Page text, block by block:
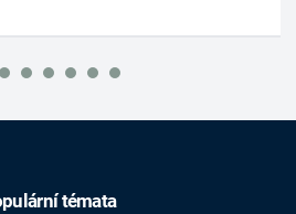
témata